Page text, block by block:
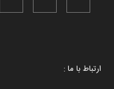
ارتباط با ما :